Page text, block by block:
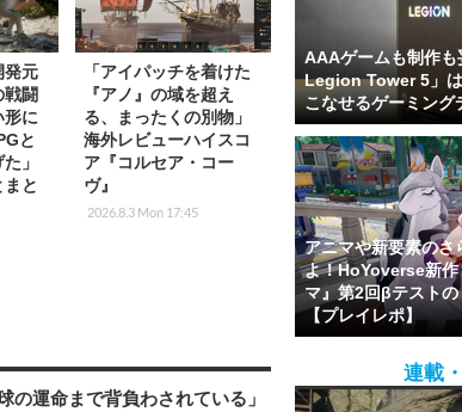
発元
戦闘
形に
と
」
と
「アイパッチを着けた
『アノ』の域を超え
る、まったくの別物」
海外レビューハイスコ
ア『コルセア・コー
ヴ』
2026.8.3 Mon 17:45
の運命まで背負わされている」
AAAゲームも制作
Legion Tower 5」
こなせるゲーミング
アニマや新要素のさ
よ！HoYoverse新
マ』第2回βテスト
【プレイレポ】
連載